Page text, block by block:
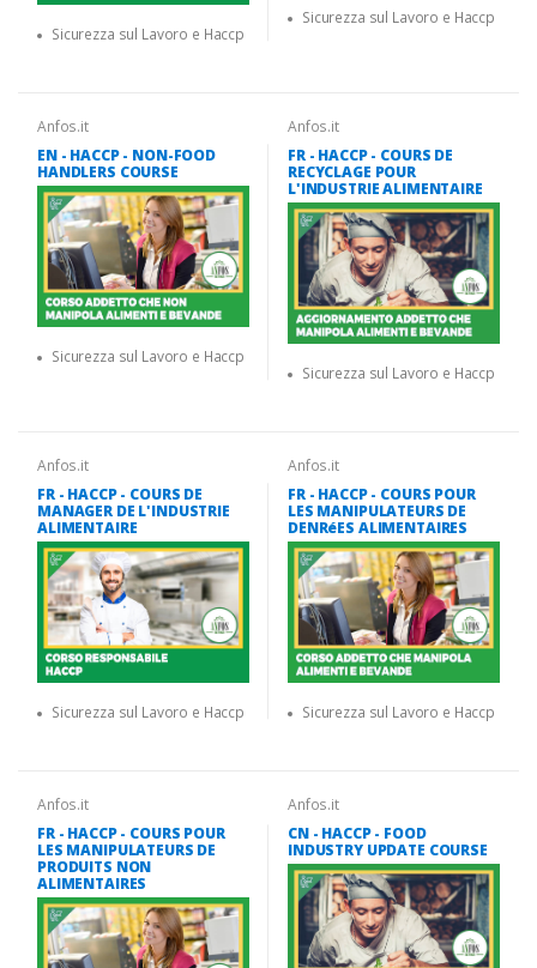
Sicurezza sul Lavoro e Haccp
Sicurezza sul Lavoro e Haccp
Anfos.it
EN - HACCP - NON-FOOD
HANDLERS COURSE
Sicurezza sul Lavoro e Haccp
Anfos.it
FR - HACCP - COURS DE
RECYCLAGE POUR
L'INDUSTRIE ALIMENTAIRE
Sicurezza sul Lavoro e Haccp
Anfos.it
FR - HACCP - COURS DE
MANAGER DE L'INDUSTRIE
ALIMENTAIRE
Sicurezza sul Lavoro e Haccp
Anfos.it
FR - HACCP - COURS POUR
LES MANIPULATEURS DE
DENRéES ALIMENTAIRES
Sicurezza sul Lavoro e Haccp
Anfos.it
FR - HACCP - COURS POUR
LES MANIPULATEURS DE
PRODUITS NON
ALIMENTAIRES
Anfos.it
CN - HACCP - FOOD
INDUSTRY UPDATE COURSE